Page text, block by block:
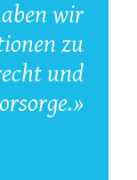
wir
zu
und